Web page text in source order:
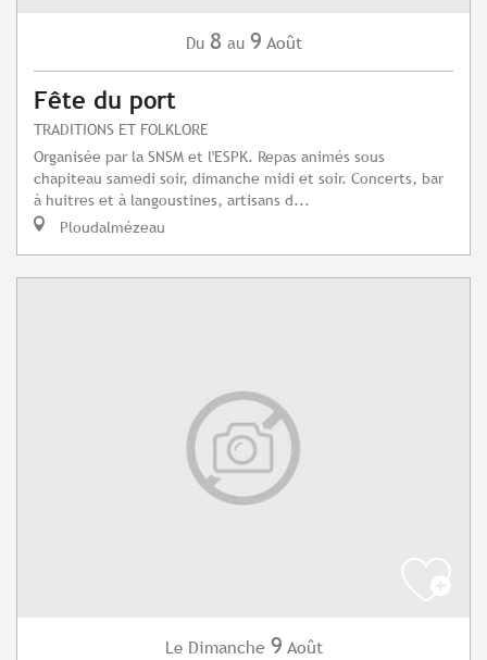
Du 8 au 9 Août
Fête du port
TRADITIONS ET FOLKLORE
Organisée par la SNSM et l'ESPK. Repas animés sous
chapiteau samedi soir, dimanche midi et soir. Concerts, bar
à huitres et à langoustines, artisans d...
Ploudalmézeau
Le Dimanche 9 Août